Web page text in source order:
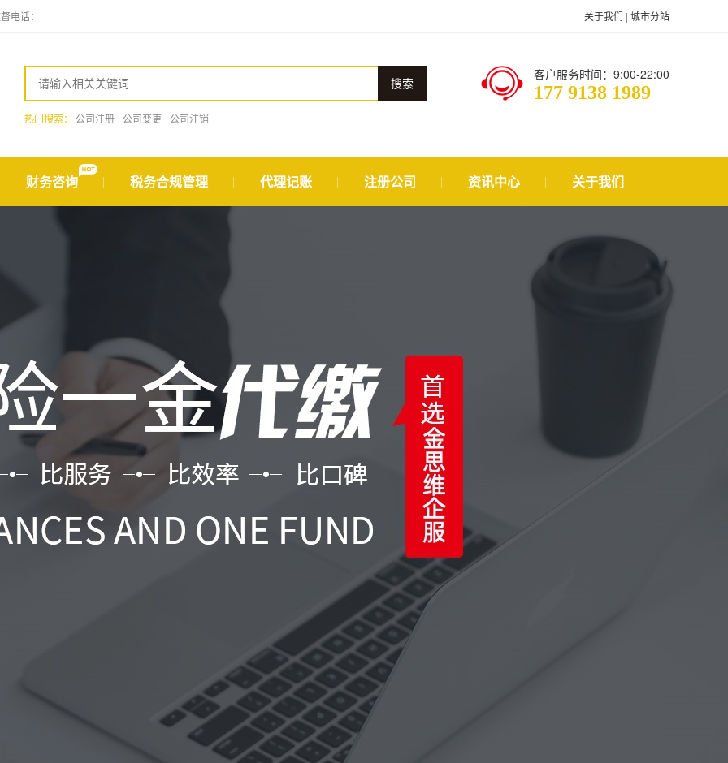
关于我们 | 城市分站
电话：
搜索
热门搜索： 公司注册 公司变更 公司注销
客户服务时间：9:00-22:00
177 9138 1989
财务咨询 税务合规管理 代理记账 注册公司 资讯中心 关于我们